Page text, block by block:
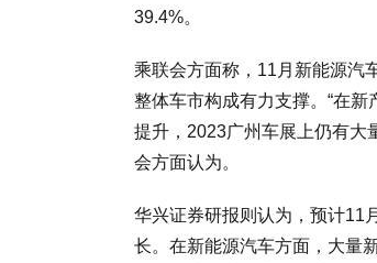
39.4%。
乘联会方面称，11月新能源汽
整体车市构成有力支撑。“在
提升，2023广州车展上仍有大
会方面认为。
华兴证券研报则认为，预计11
长。在新能源汽车方面，大量